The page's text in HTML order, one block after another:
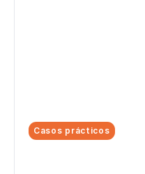
Casos prácticos